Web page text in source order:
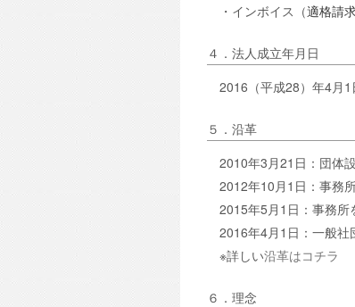
・インボイス（適格請
４．法人成立年月日
2016（平成28）年4月1
５．沿革
2010年3月21日：団体
2012年10月1日：事務
2015年5月1日：事務所
2016年4月1日：一般社
※詳しい沿革はコチラ
６．理念